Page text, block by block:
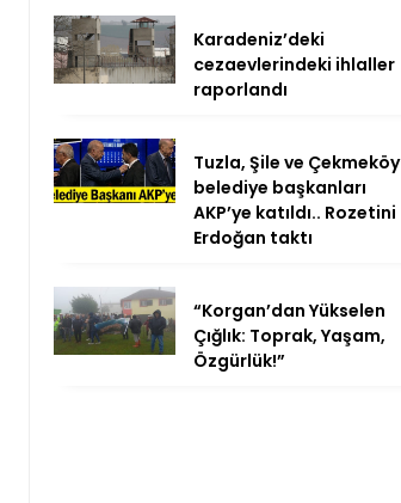
Karadeniz’deki
cezaevlerindeki ihlaller
raporlandı
Tuzla, Şile ve Çekmeköy
belediye başkanları
AKP’ye katıldı.. Rozetini
Erdoğan taktı
“Korgan’dan Yükselen
Çığlık: Toprak, Yaşam,
Özgürlük!”